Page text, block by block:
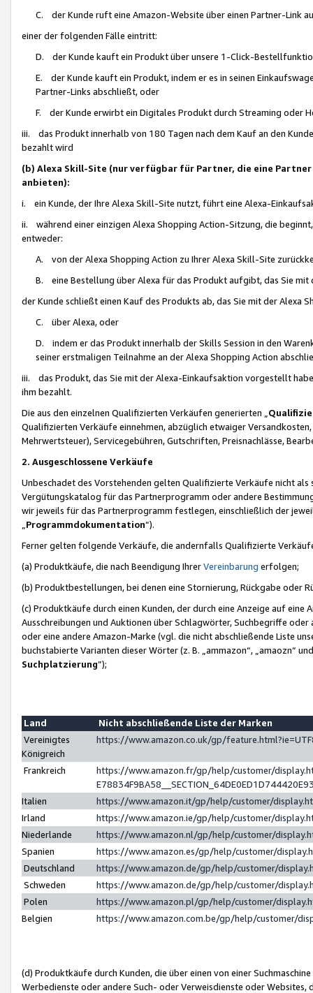
C. der Kunde ruft eine Amazon-Website über einen Partner-Link
einer der folgenden Fälle eintritt:
D. der Kunde kauft ein Produkt über unsere 1-Click-
E. der Kunde kauft ein Produkt, indem er es in seinen
Partner-Links abschließt, oder
F. der Kunde erwirbt ein Digitales Produkt durch Streaming oder
iii. das Produkt innerhalb von 180 Tagen nach dem Kauf an den
bezahlt wird
(b) Alexa Skill-Site (nur verfügbar für Partner, die eine
anbieten):
i. ein Kunde, der Ihre Alexa Skill-Site nutzt, führt eine Alexa-
ii. während einer einzigen Alexa Shopping Action-Sitzung, die
entweder:
A. von der Alexa Shopping Action zu Ihrer Alexa Skill-Site
B. eine Bestellung über Alexa für das Produkt aufgibt, das Sie mit
der Kunde schließt einen Kauf des Produkts ab, das Sie mit der Alexa
C. über Alexa, oder
D. indem er das Produkt innerhalb der Skills Session in den
seiner erstmaligen Teilnahme an der Alexa Shopping Action
iii. das Produkt, das Sie mit der Alexa-Einkaufsaktion vorgestellt
ihm bezahlt.
Die aus den einzelnen Qualifizierten Verkäufen generierten „
Qualifizierten Verkäufe einnehmen, abzüglich etwaiger
Mehrwertsteuer), Servicegebühren, Gutschriften, Preisnachlässe,
2. Ausgeschlossene Verkäufe
Unbeschadet des Vorstehenden gelten Qualifizierte Verkäufe nicht
Vergütungskatalog für das Partnerprogramm oder andere
wir jeweils für das Partnerprogramm festlegen, einschließlich der
Programmdokumentation“).
Ferner gelten folgende Verkäufe, die andernfalls Qualifizierte
(a) Produktkäufe, die nach Beendigung IhrerVereinbarung erfolgen;
(b) Produktbestellungen, bei denen eine Stornierung, Rückgabe oder
(c) Produktkäufe durch einen Kunden, der durch eine Anzeige auf
Ausschreibungen und Auktionen über Schlagwörter, Suchbegriffe
oder eine andere Amazon-Marke (vgl. die nicht abschließende Liste
buchstabierte Varianten dieser Wörter (z. B. „ammazon“, „amaozn“
Suchplatzierung”);
Land
Nicht abschließende Liste der Marken
Vereinigtes
Königreich
https://www.amazon.co.uk/gp/
Frankreich
https://www.amazon.fr/gp/help/customer/
Italien
https://www.amazon.it/gp/help/customer/
Irland
https://www.amazon.ie/gp/help/customer/
Niederlande
https://www.amazon.nl/gp/help/customer/
Spanien
https://www.amazon.es/gp/help/customer/
Deutschland
https://www.amazon.de/gp/help/customer/
Schweden
https://www.amazon.de/gp/help/customer/
Polen
https://www.amazon.pl/gp/help/customer/
Belgien
https://www.amazon.com.be/gp/help/customer/
(d) Produktkäufe durch Kunden, die über einen von einer
Werbedienste oder andere Such- oder Verweisdienste oder Websites,